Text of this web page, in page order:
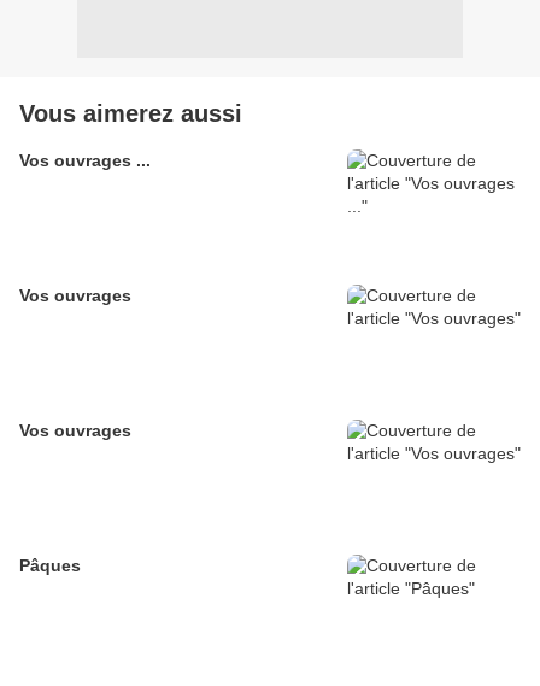
Vous aimerez aussi
Vos ouvrages ...
Vos ouvrages
Vos ouvrages
Pâques